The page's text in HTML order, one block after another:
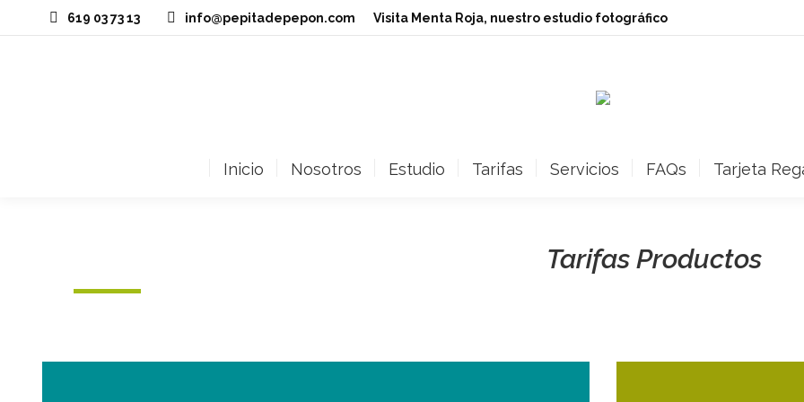
619 03 73 13 info@pepitadepepon.com ‎Visita Menta Roja, nuestro estudio fotográfico
Inicio Nosotros Estudio Tarifas Servicios FAQs Tarjeta
Tarifas Productos